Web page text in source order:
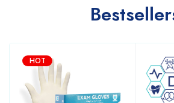
HOT